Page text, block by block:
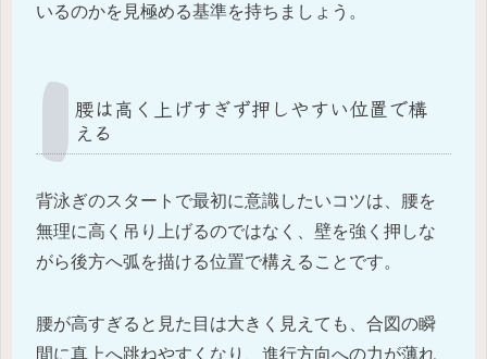
いるのかを見極める基準を持ちましょう。
腰は高く上げすぎず押しやすい位置で構
える
背泳ぎのスタートで最初に意識したいコツは、腰を
無理に高く吊り上げるのではなく、壁を強く押しな
がら後方へ弧を描ける位置で構えることです。
腰が高すぎると見た目は大きく見えても、合図の瞬
間に真上へ跳ねやすくなり、進行方向への力が薄れ